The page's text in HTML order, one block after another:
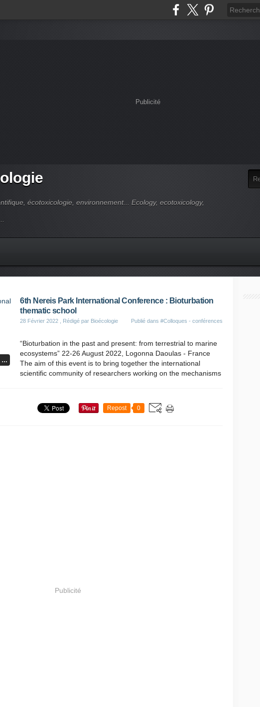
Publicité
écotoxicologie, environnement... Ecology, ecotoxicology,
…
6th Nereis Park International Conference : Bioturbation
thematic school
28 Février 2022 , Rédigé par Bioécologie Publié dans #Colloques - conférences
“Bioturbation in the past and present: from terrestrial to marine
ecosystems” 22-26 August 2022, Logonna Daoulas - France
The aim of this event is to bring together the international
scientific community of researchers working on the mechanisms
Repost 0
Publicité